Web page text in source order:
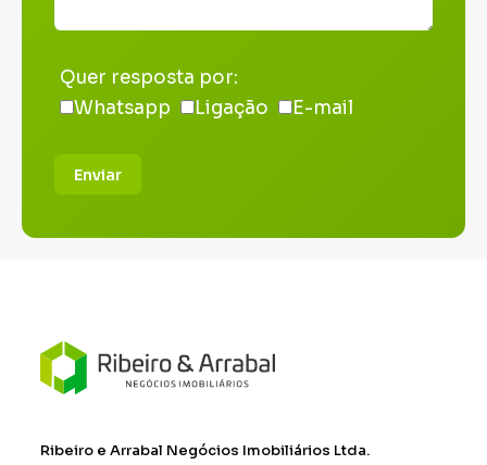
Quer resposta por:
Whatsapp
Ligação E-mail
Enviar
Ribeiro e Arrabal Negócios Imobiliários Ltda.